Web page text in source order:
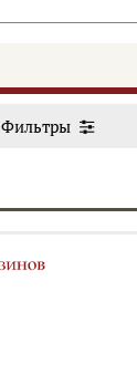
Фильтры